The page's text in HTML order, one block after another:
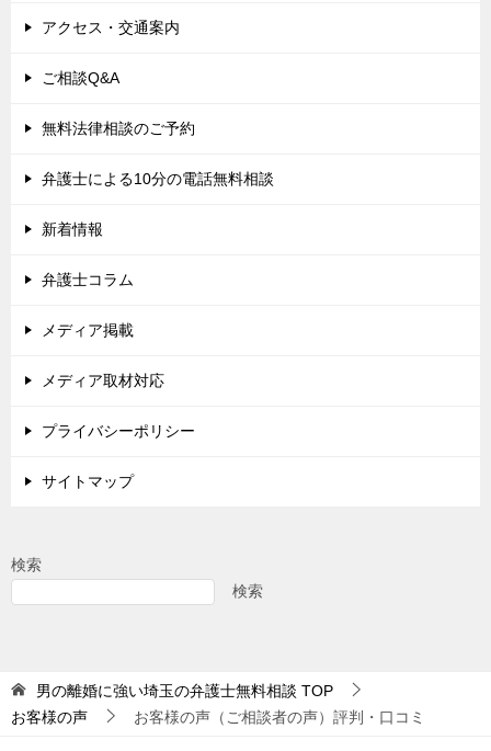
アクセス・交通案内
ご相談Q&A
無料法律相談のご予約
弁護士による10分の電話無料相談
新着情報
弁護士コラム
メディア掲載
メディア取材対応
プライバシーポリシー
サイトマップ
検索
検索
男の離婚に強い埼玉の弁護士無料相談 TOP
お客様の声
お客様の声（ご相談者の声）評判・口コミ